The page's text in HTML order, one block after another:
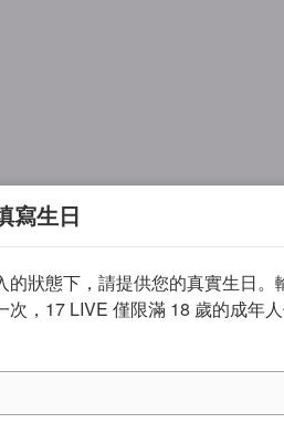
寫生日
狀態下，請提供您的真實生日。
，17 LIVE 僅限滿 18 歲的成年人